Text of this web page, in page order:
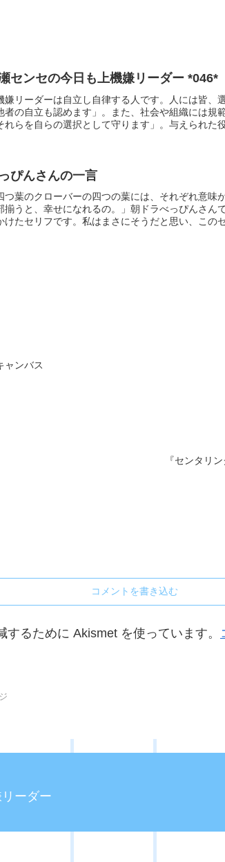
センセの今日も上機嫌リーダー *046*
嫌リーダーは自立し自律する人です。人には皆、
者の自立も認めます」。また、社会や組織には規
れらを自らの選択として守ります」。与えられた
ぴんさんの一言
つ葉のクローバーの四つの葉には、それぞれ意
揃うと、幸せになれるの。」朝ドラべっぴんさん
けたセリフです。私はまさにそうだと思い、この
ャンバス
『センタリ
コメントを書き込む
るために Akismet を使っています。
ーダー